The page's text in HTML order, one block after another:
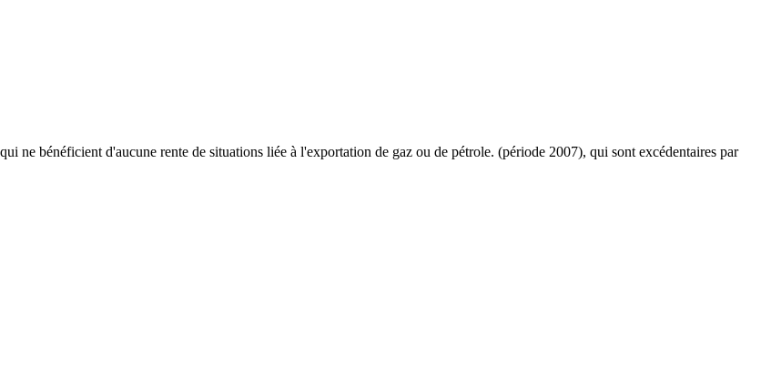
ne bénéficient d'aucune rente de situations liée à l'exportation de gaz ou de pétrole. (période 2007), qui sont excédentaires par